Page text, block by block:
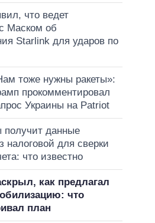
что ведет
Маском об
Starlink для ударов по
тоже нужны ракеты»:
прокомментировал
Украины на Patriot
данные
налоговой для сверки
что известно
как предлагал
что
план